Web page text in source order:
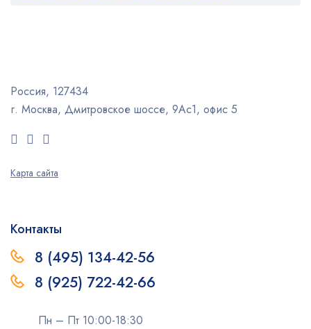
Россия, 127434
г. Москва, Дмитровское шоссе, 9Ас1, офис 5
Карта сайта
Контакты
8 (495) 134-42-56
8 (925) 722-42-66
Пн – Пт 10:00-18:30